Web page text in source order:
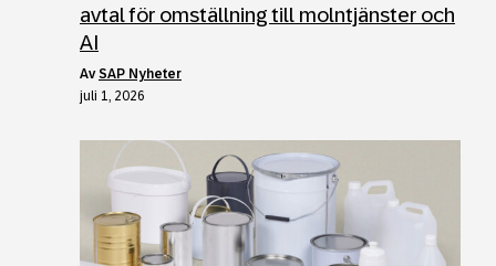
avtal för omställning till molntjänster och
AI
avSAP Nyheter
juli 1, 2026